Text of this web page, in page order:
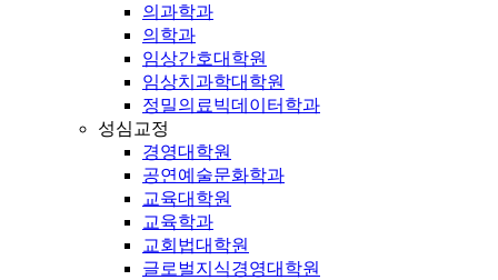
의과학과
의학과
임상간호대학원
임상치과학대학원
정밀의료빅데이터학과
성심교정
경영대학원
공연예술문화학과
교육대학원
교육학과
교회법대학원
글로벌지식경영대학원